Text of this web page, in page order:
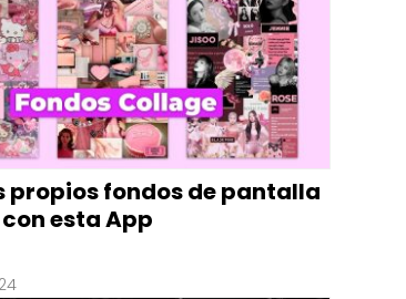
propios fondos de pantalla
esta App